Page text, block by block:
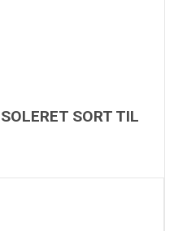
SORT TIL